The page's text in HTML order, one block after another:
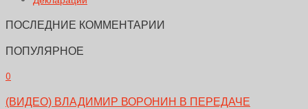
ПОСЛЕДНИЕ КОММЕНТАРИИ
ПОПУЛЯРНОЕ
0
(ВИДЕО) ВЛАДИМИР ВОРОНИН В ПЕРЕДАЧЕ